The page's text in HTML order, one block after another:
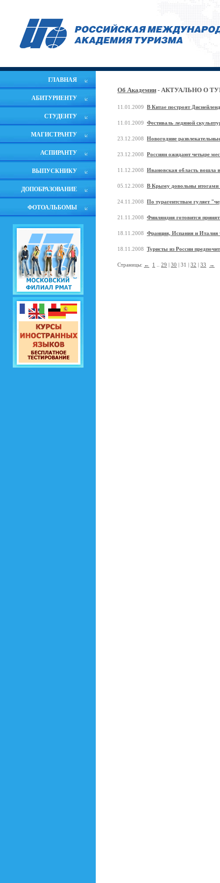
ГЛАВНАЯ
АБИТУРИЕНТУ
СТУДЕНТУ
МАГИСТРАНТУ
АСПИРАНТУ
ВЫПУСКНИКУ
ДОПОБРАЗОВАНИЕ
ФОТОАЛЬБОМЫ
Об Академии - АКТУАЛЬНО О
11.01.2009 В Китае построят Диснейленд
11.01.2009 Фестиваль ледяной
23.12.2008 Новогодние
23.12.2008 Россиян ожидают четыре
11.12.2008 Ивановская область вошла
05.12.2008 В Крыму довольны итогами
24.11.2008 По турагентствам гуляет
21.11.2008 Финляндия готовится
18.11.2008 Франция, Испания и Италия
18.11.2008 Туристы из России
Страницы: ← 1 29 | 30 | 31 | 32 | 33 →